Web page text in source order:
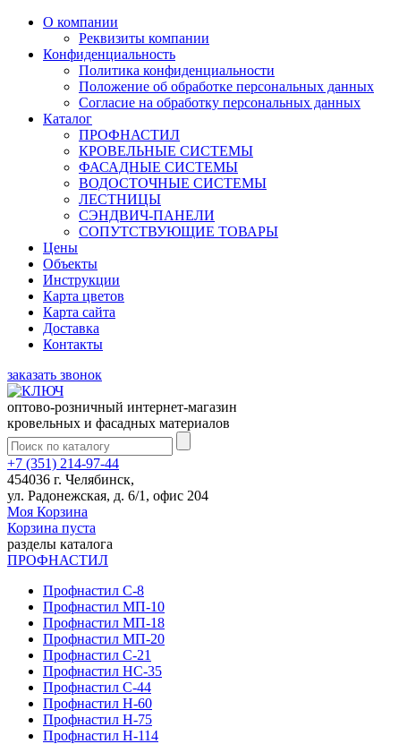
О компании
Реквизиты компании
Конфиденциальность
Политика конфиденциальности
Положение об обработке персональных данных
Согласие на обработку персональных данных
Каталог
ПРОФНАСТИЛ
КРОВЕЛЬНЫЕ СИСТЕМЫ
ФАСАДНЫЕ СИСТЕМЫ
ВОДОСТОЧНЫЕ СИСТЕМЫ
ЛЕСТНИЦЫ
СЭНДВИЧ-ПАНЕЛИ
СОПУТСТВУЮЩИЕ ТОВАРЫ
Цены
Объекты
Инструкции
Карта цветов
Карта сайта
Доставка
Контакты
заказать звонок
оптово-розничный интернет-магазин
кровельных и фасадных материалов
+7 (351) 214-97-44
454036 г. Челябинск,
ул. Радонежская, д. 6/1, офис 204
Моя Корзина
Корзина пуста
разделы каталога
ПРОФНАСТИЛ
Профнастил С-8
Профнастил МП-10
Профнастил МП-18
Профнастил МП-20
Профнастил С-21
Профнастил НС-35
Профнастил С-44
Профнастил Н-60
Профнастил Н-75
Профнастил Н-114